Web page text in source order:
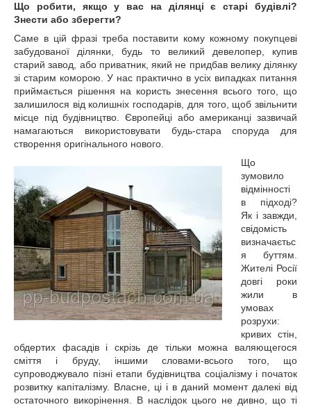
Що робити, якщо у вас на ділянці є старі будівлі?
Знести або зберегти?
Саме в цій фразі треба поставити кому кожному покупцеві
забудованої ділянки, будь то великий девелопер, купив
старий завод, або приватник, який не придбав велику ділянку
зі старим коморою. У нас практично в усіх випадках питання
приймається рішення на користь знесення всього того, що
залишилося від колишніх господарів, для того, щоб звільнити
місце під будівництво. Європейці або американці зазвичай
намагаються використовувати будь-стара споруда для
створення оригінального нового.
Що
зумовило
відмінності
в підході?
Як і завжди,
свідомість
визначаєтьс
я буттям.
Жителі Росії
довгі роки
жили в
умовах
розрухи:
кривих стін,
обдертих фасадів і скрізь де тільки можна валяющегося
сміття і бруду, іншими словами-всього того, що
супроводжувало пізні етапи будівництва соціалізму і початок
розвитку капіталізму. Власне, ці і в даний момент далекі від
остаточного викорінення. В наслідок цього не дивно, що ті